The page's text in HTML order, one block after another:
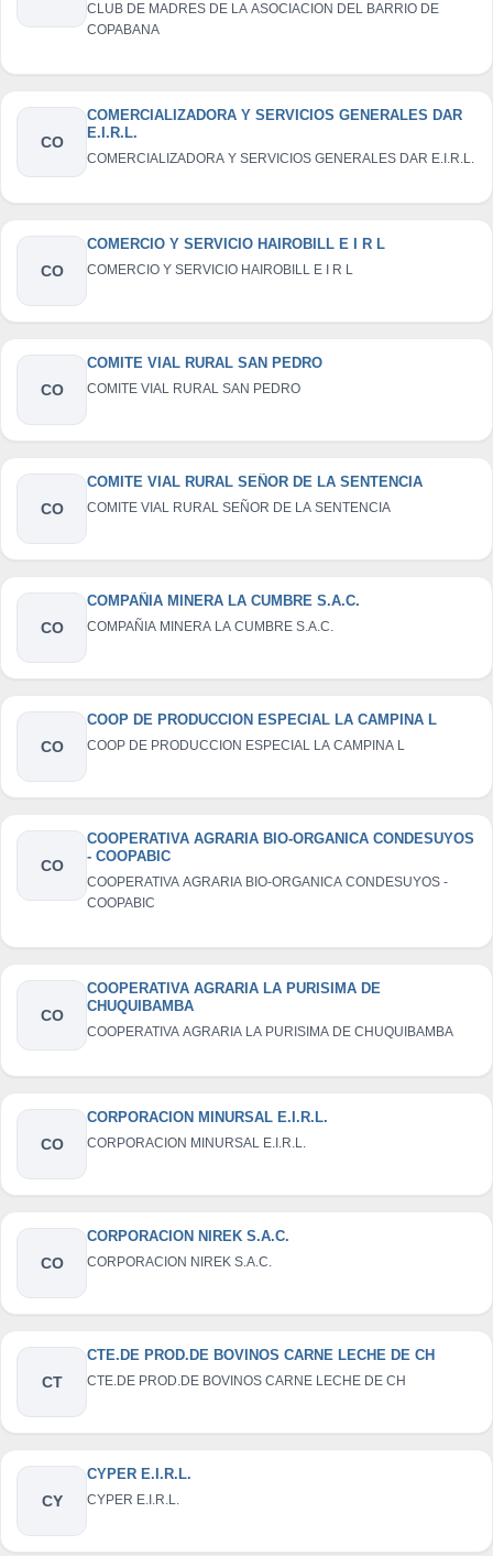
CLUB DE MADRES DE LA ASOCIACION DEL BARRIO DE
COPABANA
CO
COMERCIALIZADORA Y SERVICIOS GENERALES DAR
E.I.R.L.
COMERCIALIZADORA Y SERVICIOS GENERALES DAR E.I.R.L.
CO
COMERCIO Y SERVICIO HAIROBILL E I R L
COMERCIO Y SERVICIO HAIROBILL E I R L
CO
COMITE VIAL RURAL SAN PEDRO
COMITE VIAL RURAL SAN PEDRO
CO
COMITE VIAL RURAL SEÑOR DE LA SENTENCIA
COMITE VIAL RURAL SEÑOR DE LA SENTENCIA
CO
COMPAÑIA MINERA LA CUMBRE S.A.C.
COMPAÑIA MINERA LA CUMBRE S.A.C.
CO
COOP DE PRODUCCION ESPECIAL LA CAMPINA L
COOP DE PRODUCCION ESPECIAL LA CAMPINA L
CO
COOPERATIVA AGRARIA BIO-ORGANICA CONDESUYOS
- COOPABIC
COOPERATIVA AGRARIA BIO-ORGANICA CONDESUYOS -
COOPABIC
CO
COOPERATIVA AGRARIA LA PURISIMA DE
CHUQUIBAMBA
COOPERATIVA AGRARIA LA PURISIMA DE CHUQUIBAMBA
CO
CORPORACION MINURSAL E.I.R.L.
CORPORACION MINURSAL E.I.R.L.
CO
CORPORACION NIREK S.A.C.
CORPORACION NIREK S.A.C.
CT
CTE.DE PROD.DE BOVINOS CARNE LECHE DE CH
CTE.DE PROD.DE BOVINOS CARNE LECHE DE CH
CY
CYPER E.I.R.L.
CYPER E.I.R.L.